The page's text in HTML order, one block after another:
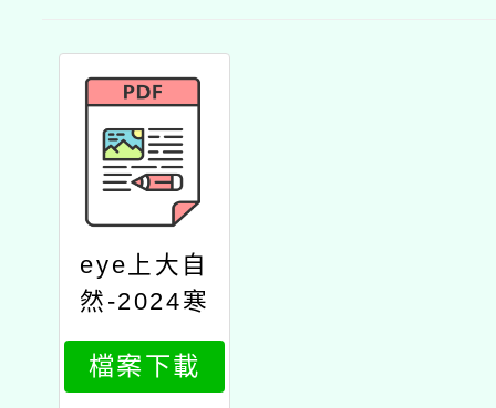
eye上大自
然-2024寒
假兒童生態
冬令營
檔案下載